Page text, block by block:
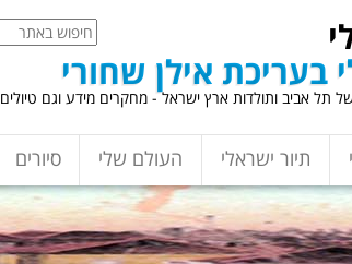
בעריכת אילן שחורי
תל אביב ותולדות ארץ ישראל - מחקרים מידע וגם טיולים
תיור ישראלי העולם שלי סיורים